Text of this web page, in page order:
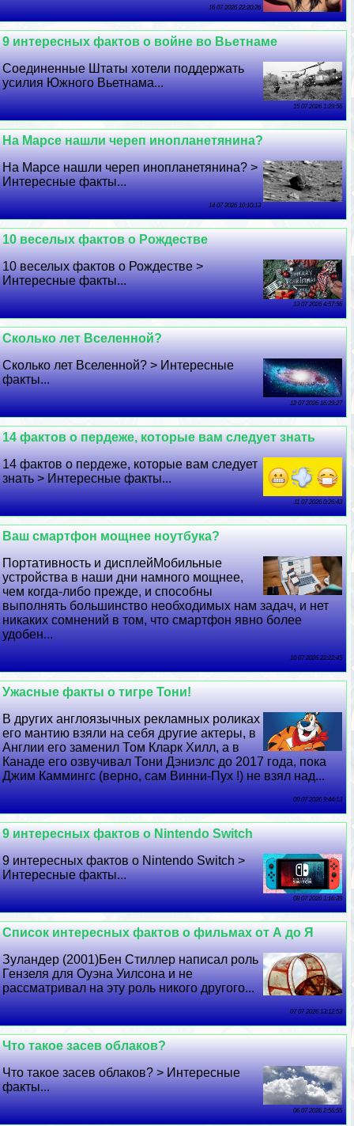
16 07 2026 22:20:26
9 интересных фактов о войне во Вьетнаме
Соединенные Штаты хотели поддержать
усилия Южного Вьетнама...
15 07 2026 1:29:56
На Марсе нашли череп инопланетянина?
На Марсе нашли череп инопланетянина? >
Интересные факты...
14 07 2026 10:10:13
10 веселых фактов о Рождестве
10 веселых фактов о Рождестве >
Интересные факты...
13 07 2026 4:57:56
Сколько лет Вселенной?
Сколько лет Вселенной? > Интересные
факты...
12 07 2026 16:29:27
14 фактов о пердеже, которые вам следует знать
14 фактов о пердеже, которые вам следует
знать > Интересные факты...
11 07 2026 0:26:43
Ваш смартфон мощнее ноутбука?
Портативность и дисплейМобильные
устройства в наши дни намного мощнее,
чем когда-либо прежде, и способны
выполнять большинство необходимых нам задач, и нет
никаких сомнений в том, что смартфон явно более
удобен...
10 07 2026 22:22:45
Ужасные факты о тигре Тони!
В других англоязычных рекламных роликах
его мантию взяли на себя другие актеры, в
Англии его заменил Том Кларк Хилл, а в
Канаде его озвучивал Тони Дэниэлс до 2017 года, пока
Джим Каммингс (верно, сам Винни-Пух !) не взял над...
09 07 2026 9:44:13
9 интересных фактов о Nintendo Switch
9 интересных фактов о Nintendo Switch >
Интересные факты...
08 07 2026 1:16:39
Список интересных фактов о фильмах от А до Я
Зуландер (2001)Бен Стиллер написал роль
Гензеля для Оуэна Уилсона и не
рассматривал на эту роль никого другого...
07 07 2026 13:12:53
Что такое засев облаков?
Что такое засев облаков? > Интересные
факты...
06 07 2026 2:56:55